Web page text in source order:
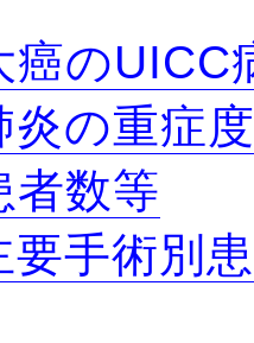
癌のUICC
炎の重症
者数等
要手術別